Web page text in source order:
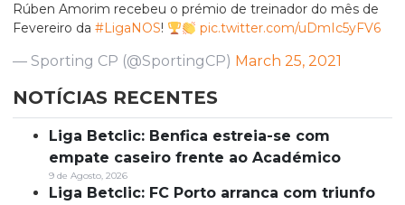
Rúben Amorim recebeu o prémio de treinador do mês de
Fevereiro da #LigaNOS! pic.twitter.com/uDmIc5yFV6
— Sporting CP (@SportingCP) March 25, 2021
NOTÍCIAS RECENTES
Liga Betclic: Benfica estreia-se com
empate caseiro frente ao Académico
9 de Agosto, 2026
Liga Betclic: FC Porto arranca com triunfo